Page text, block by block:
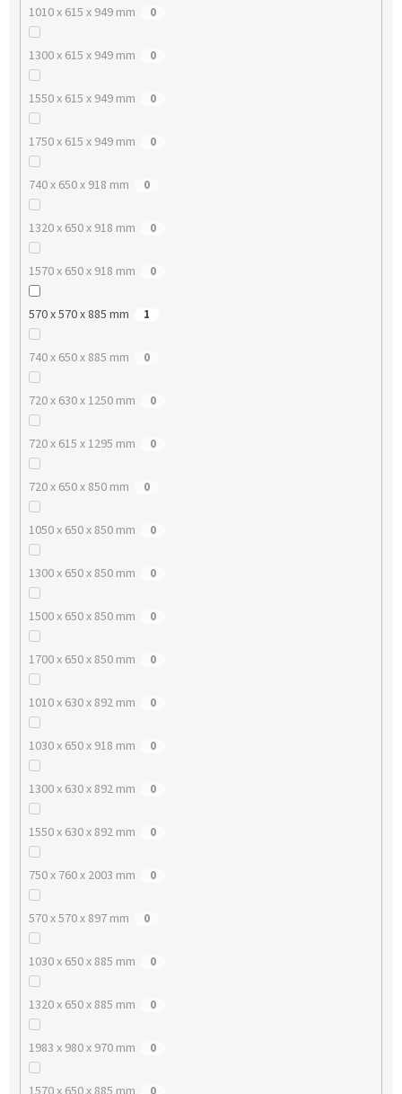
1010 x 615 x 949 mm 0
1300 x 615 x 949 mm 0
1550 x 615 x 949 mm 0
1750 x 615 x 949 mm 0
740 x 650 x 918 mm 0
1320 x 650 x 918 mm 0
1570 x 650 x 918 mm 0
570 x 570 x 885 mm 1
740 x 650 x 885 mm 0
720 x 630 x 1250 mm 0
720 x 615 x 1295 mm 0
720 x 650 x 850 mm 0
1050 x 650 x 850 mm 0
1300 x 650 x 850 mm 0
1500 x 650 x 850 mm 0
1700 x 650 x 850 mm 0
1010 x 630 x 892 mm 0
1030 x 650 x 918 mm 0
1300 x 630 x 892 mm 0
1550 x 630 x 892 mm 0
750 x 760 x 2003 mm 0
570 x 570 x 897 mm 0
1030 x 650 x 885 mm 0
1320 x 650 x 885 mm 0
1983 x 980 x 970 mm 0